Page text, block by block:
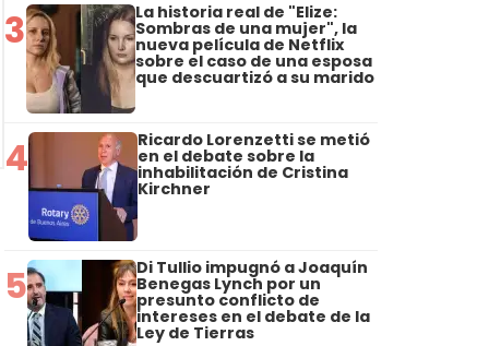
3 La historia real de "Elize:
Sombras de una mujer", la
nueva película de Netflix
sobre el caso de una esposa
que descuartizó a su marido
4 Ricardo Lorenzetti se metió
en el debate sobre la
inhabilitación de Cristina
Kirchner
5 Di Tullio impugnó a Joaquín
Benegas Lynch por un
presunto conflicto de
intereses en el debate de la
Ley de Tierras